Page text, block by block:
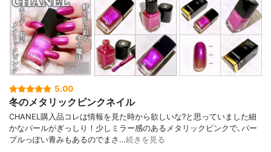
5.00
冬のメタリックピンクネイル
CHANEL購入品コレは情報を見た時から欲しいな?と思っていました細
かなパールがぎっしり！少しミラー感のあるメタリックピンクで､パー
プルっぽい青みもあるのでまさ…続きを見る